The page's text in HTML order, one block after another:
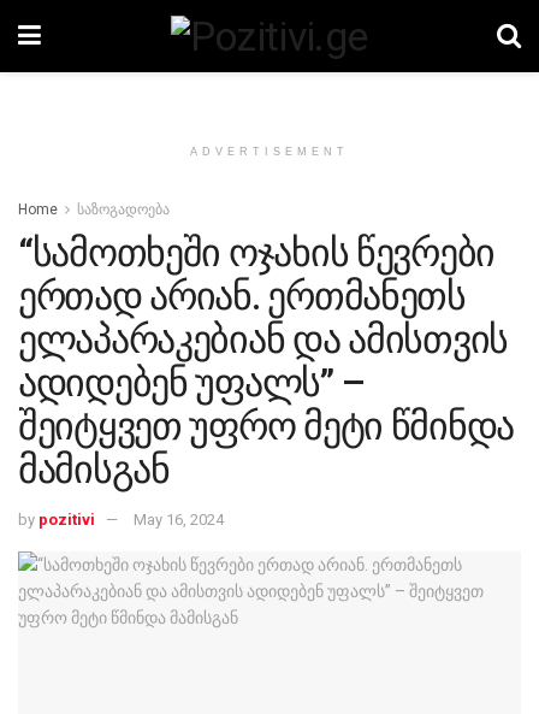
ADVERTISEMENT
Home საზოგადოება
“სამოთხეში ოჯახის წევრები
ერთად არიან. ერთმანეთს
ელაპარაკებიან და ამისთვის
ადიდებენ უფალს” –
შეიტყვეთ უფრო მეტი წმინდა
მამისგან
by pozitivi May 16, 2024